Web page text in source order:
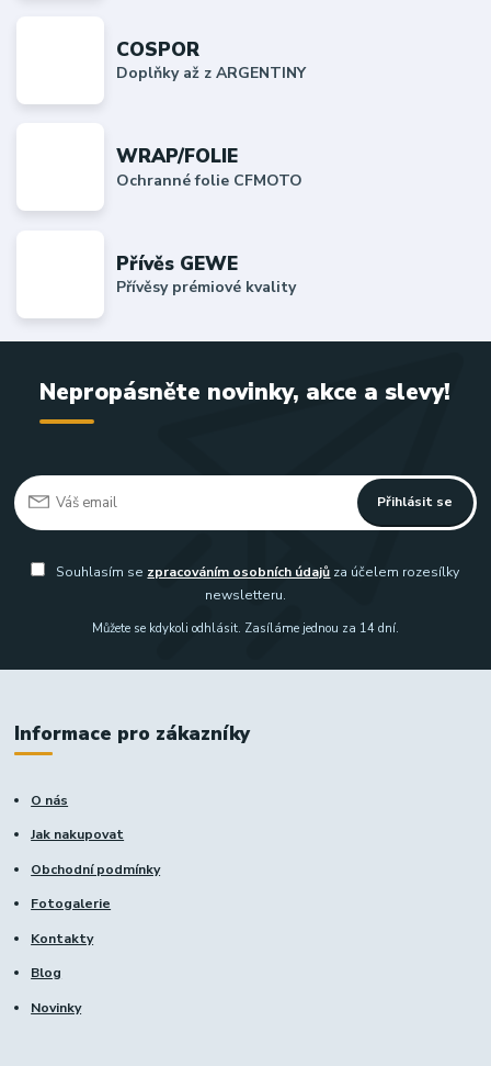
COSPOR
Doplňky až z ARGENTINY
WRAP/FOLIE
Ochranné folie CFMOTO
Přívěs GEWE
Přívěsy prémiové kvality
Nepropásněte novinky, akce a slevy!
Přihlásit se
Souhlasím se zpracováním osobních údajů za účelem rozesílky
newsletteru.
Můžete se kdykoli odhlásit. Zasíláme jednou za 14 dní.
Informace pro zákazníky
O nás
Jak nakupovat
Obchodní podmínky
Fotogalerie
Kontakty
Blog
Novinky